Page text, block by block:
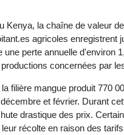
Kenya, la chaîne de valeur
agricoles enregistrent
une perte annuelle d'environ
concernées par
filière mangue produit 770
et février. Durant
drastique des prix.
récolte en raison des